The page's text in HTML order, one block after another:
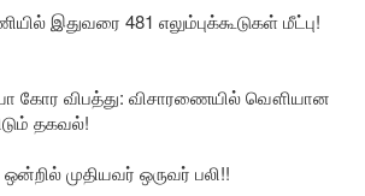
இதுவரை 481 எலும்புக்கூடுகள் மீட்பு!
கோர விபத்து: விசாரணையில் வௌியான
தகவல்!
ஒன்றில் முதியவர் ஒருவர் பலி!!